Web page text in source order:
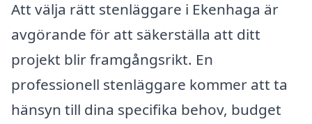
Att välja rätt stenläggare i Ekenhaga är
avgörande för att säkerställa att ditt
projekt blir framgångsrikt. En
professionell stenläggare kommer att ta
hänsyn till dina specifika behov, budget